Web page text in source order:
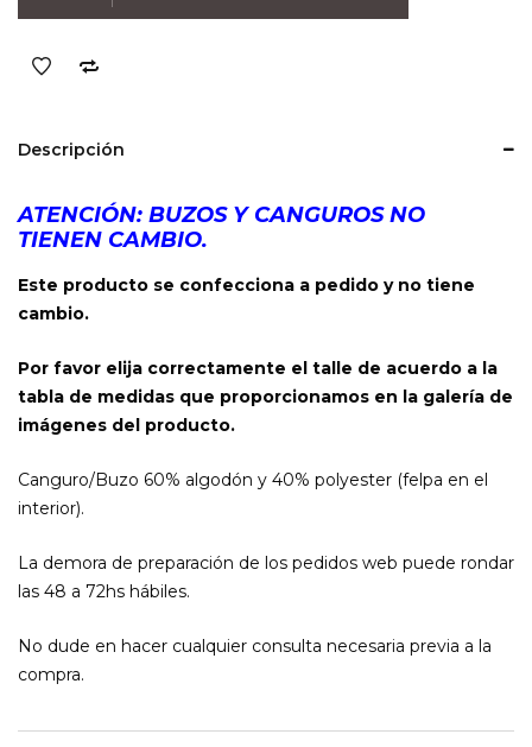
(Negro)
Descripción
ATENCIÓN: BUZOS Y CANGUROS NO
TIENEN CAMBIO.
Este producto se confecciona a pedido y no tiene
cambio.
Por favor elija correctamente el talle de acuerdo a la
tabla de medidas que proporcionamos en la galería de
imágenes del producto.
Canguro/Buzo 60% algodón y 40% polyester (felpa en el
interior).
La demora de preparación de los pedidos web puede rondar
las 48 a 72hs hábiles.
No dude en hacer cualquier consulta necesaria previa a la
compra.